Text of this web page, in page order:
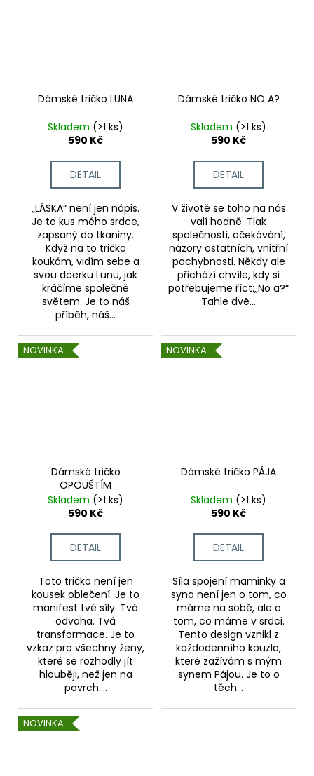
Dámské tričko LUNA
Skladem (>1 ks)
590 Kč
DETAIL
„LÁSKA“ není jen nápis.
Je to kus mého srdce,
zapsaný do tkaniny.
Když na to tričko
koukám, vidím sebe a
svou dcerku Lunu, jak
kráčíme společně
světem. Je to náš
příběh, náš...
Dámské tričko NO A?
Skladem (>1 ks)
590 Kč
DETAIL
V životě se toho na nás
valí hodně. Tlak
společnosti, očekávání,
názory ostatních, vnitřní
pochybnosti. Někdy ale
přichází chvíle, kdy si
potřebujeme říct:„No a?“
Tahle dvě...
NOVINKA
Dámské tričko
OPOUŠTÍM
Skladem (>1 ks)
590 Kč
DETAIL
Toto tričko není jen
kousek oblečení. Je to
manifest tvé síly. Tvá
odvaha. Tvá
transformace. Je to
vzkaz pro všechny ženy,
které se rozhodly jít
hlouběji, než jen na
povrch....
NOVINKA
Dámské tričko PÁJA
Skladem (>1 ks)
590 Kč
DETAIL
Síla spojení maminky a
syna není jen o tom, co
máme na sobě, ale o
tom, co máme v srdci.
Tento design vznikl z
každodenního kouzla,
které zažívám s mým
synem Pájou. Je to o
těch...
NOVINKA